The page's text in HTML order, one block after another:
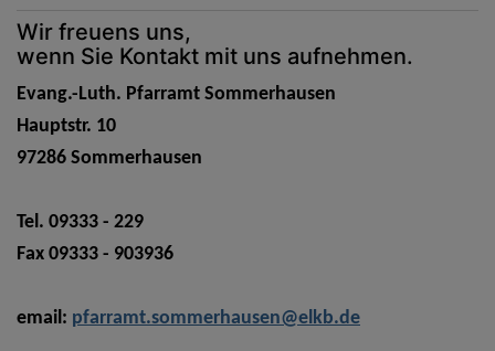
Wir freuens uns,
wenn Sie Kontakt mit uns aufnehmen.
Evang.-Luth. Pfarramt Sommerhausen
Hauptstr. 10
97286 Sommerhausen
Tel. 09333 - 229
Fax 09333 - 903936
email: pfarramt.sommerhausen@elkb.de